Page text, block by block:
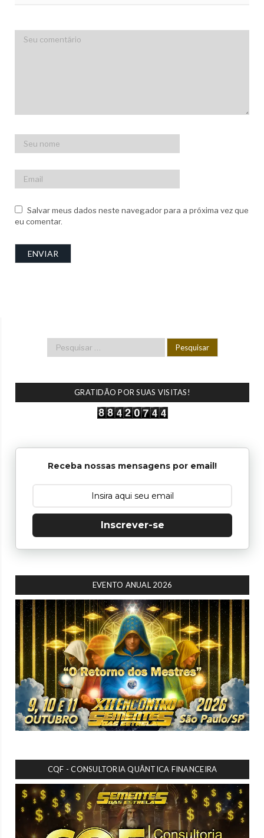
Salvar meus dados neste navegador para a próxima vez que
eu comentar.
GRATIDÃO POR SUAS VISITAS!
Receba nossas mensagens por email!
Inscrever-se
EVENTO ANUAL 2026
CQF - CONSULTORIA QUÂNTICA FINANCEIRA